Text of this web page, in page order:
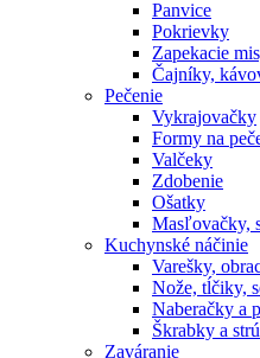
Panvice
Pokrievky
Zapekacie
Čajníky,
Pečenie
Vykrajovačky
Formy na
Valčeky
Zdobenie
Ošatky
Masľovačky,
Kuchynské náčinie
Varešky,
Nože, tĺčiky,
Naberačky a
Škrabky a
Zaváranie